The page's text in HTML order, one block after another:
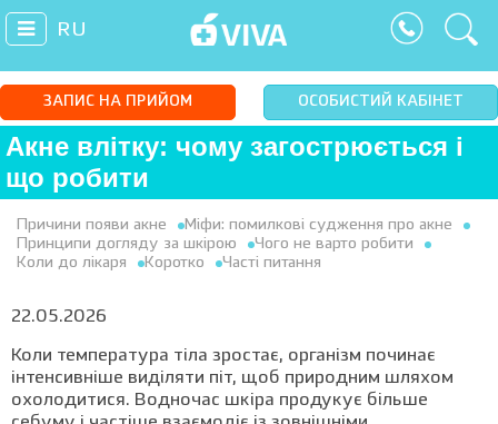
RU
ЗАПИС НА ПРИЙОМ ОСОБИСТИЙ КАБІНЕТ
Акне влітку: чому загострюється і
що робити
Причини появи акне
Міфи: помилкові судження про акне
Принципи догляду за шкірою
Чого не варто робити
Коли до лікаря
Коротко Часті питання
22.05.2026
Коли температура тіла зростає, організм починає
інтенсивніше виділяти піт, щоб природним шляхом
охолодитися. Водночас шкіра продукує більше